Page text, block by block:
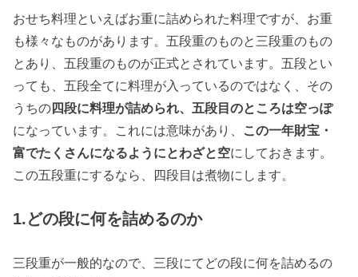
おせち料理といえばお重に詰められた料理ですが、お重
も様々なものがあります。五段重のものと三段重のもの
とあり、五段重のものが正式とされています。五段とい
っても、五段全てに料理が入っているのではなく、その
うちの四段に料理が詰められ、五段目のところは空っぽ
になっています。これには意味があり、 この一年財宝・
富でたくさんになるようにとわざと空にしておきます。
この五段重にするなら、四段目は煮物にします。
1.どの段に何を詰めるのか
三段重が一般的なので、三段にてどの段に何を詰めるの